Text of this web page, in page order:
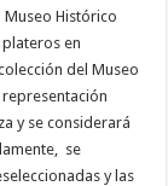
Museo Histórico
en
del Museo
y se considerará
se
y las